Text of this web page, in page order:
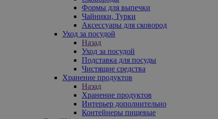
Формы для выпечки
Чайники, Турки
Аксессуары для сковород
Уход за посудой
Назад
Уход за посудой
Подставка для посуды
Чистящие средства
Хранение продуктов
Назад
Хранение продуктов
Интерьер дополнительно
Контейнеры пищевые